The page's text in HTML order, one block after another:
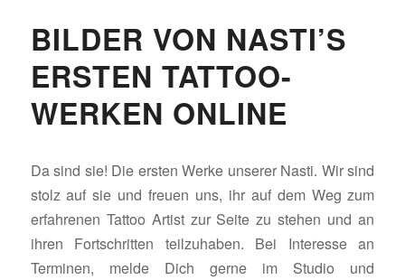
BILDER VON NASTI’S
ERSTEN TATTOO-
WERKEN ONLINE
Da sind sie! Die ersten Werke unserer Nasti. Wir sind
stolz auf sie und freuen uns, ihr auf dem Weg zum
erfahrenen Tattoo Artist zur Seite zu stehen und an
ihren Fortschritten teilzuhaben. Bei Interesse an
Terminen, melde Dich gerne im Studio und